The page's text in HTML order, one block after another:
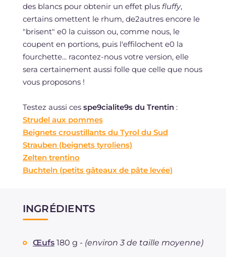
des blancs pour obtenir un effet plus fluffy,
certains omettent le rhum, de2autres encore le
"brisent" e0 la cuisson ou, comme nous, le
coupent en portions, puis l'effilochent e0 la
fourchette... racontez-nous votre version, elle
sera certainement aussi folle que celle que nous
vous proposons !
Testez aussi ces spe9cialite9s du Trentin:
Strudel aux pommes
Beignets croustillants du Tyrol du Sud
Strauben (beignets tyroliens)
Zelten trentino
Buchteln (petits gâteaux de pâte levée)
INGRÉDIENTS
Œufs 180 g - (environ 3 de taille moyenne)